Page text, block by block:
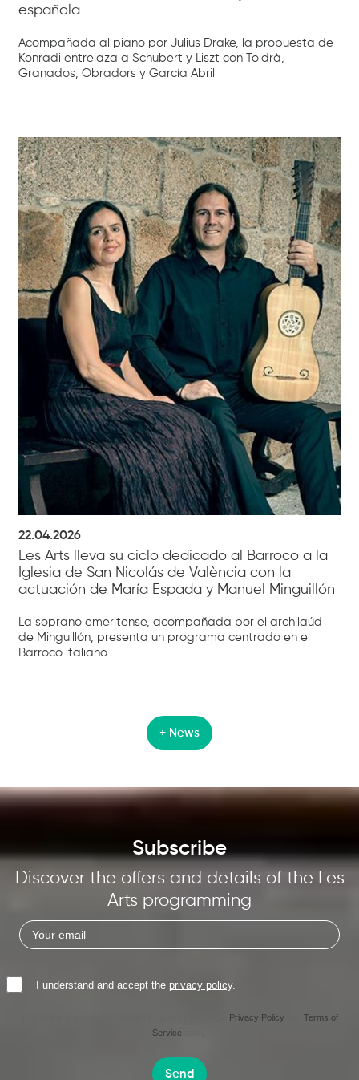
española
Acompañada al piano por Julius Drake, la propuesta de
Konradi entrelaza a Schubert y Liszt con Toldrà,
Granados, Obradors y García Abril
22.04.2026
Les Arts lleva su ciclo dedicado al Barroco a la
Iglesia de San Nicolás de València con la
actuación de María Espada y Manuel Minguillón
La soprano emeritense, acompañada por el archilaúd
de Minguillón, presenta un programa centrado en el
Barroco italiano
+ News
Subscribe
Discover the offers and details of the Les
Arts programming
I understand and accept the privacy policy.
Privacy Policy
Terms of
Service
Send